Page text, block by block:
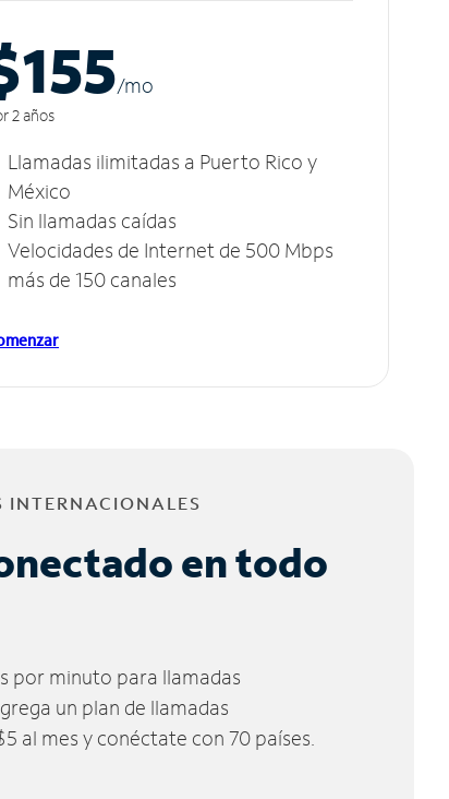
/mo
2 años
Llamadas ilimitadas a Puerto Rico y
México
Sin llamadas caídas
Velocidades de Internet de 500 Mbps
más de 150 canales
INTERNACIONALES
en todo
por minuto para llamadas
un plan de llamadas
al mes y conéctate con 70 países.